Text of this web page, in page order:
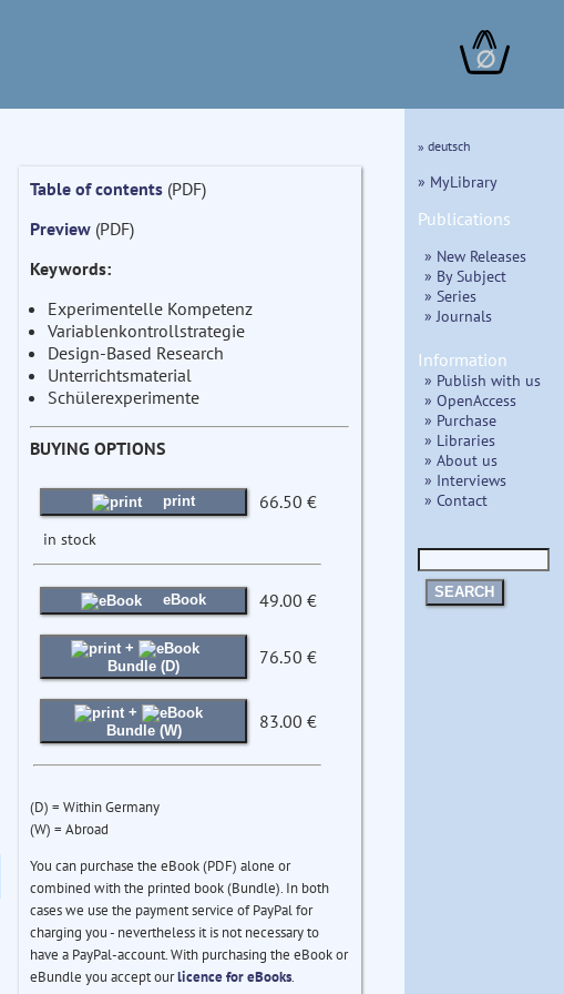
∅
Table of contents(PDF)
Preview(PDF)
Keywords:
Experimentelle Kompetenz
Variablenkontrollstrategie
Design-Based Research
Unterrichtsmaterial
Schülerexperimente
BUYING OPTIONS
print 66.50 €
in stock
eBook 49.00 €
+
Bundle (D)
76.50 €
+
Bundle (W)
83.00 €
(D) = Within Germany
(W) = Abroad
You can purchase the eBook (PDF) alone or
combined with the printed book (Bundle). In both
cases we use the payment service of PayPal for
charging you - nevertheless it is not necessary to
have a PayPal-account. With purchasing the eBook or
eBundle you accept ourlicence for eBooks.
» deutsch
» MyLibrary
Publications
» New Releases
» By Subject
» Series
» Journals
Information
» Publish with us
» OpenAccess
» Purchase
» Libraries
» About us
» Interviews
» Contact
SEARCH